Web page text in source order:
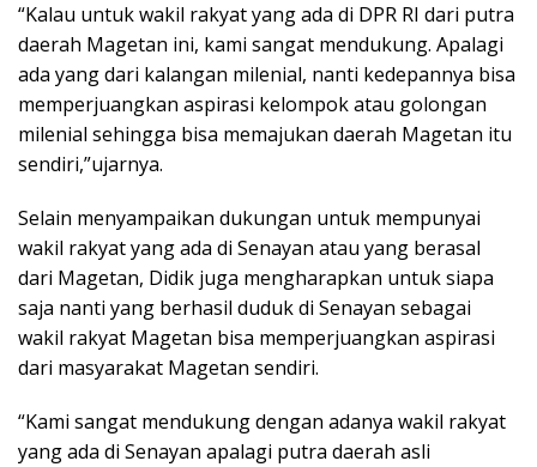
“Kalau untuk wakil rakyat yang ada di DPR RI dari putra
daerah Magetan ini, kami sangat mendukung. Apalagi
ada yang dari kalangan milenial, nanti kedepannya bisa
memperjuangkan aspirasi kelompok atau golongan
milenial sehingga bisa memajukan daerah Magetan itu
sendiri,”ujarnya.
Selain menyampaikan dukungan untuk mempunyai
wakil rakyat yang ada di Senayan atau yang berasal
dari Magetan, Didik juga mengharapkan untuk siapa
saja nanti yang berhasil duduk di Senayan sebagai
wakil rakyat Magetan bisa memperjuangkan aspirasi
dari masyarakat Magetan sendiri.
“Kami sangat mendukung dengan adanya wakil rakyat
yang ada di Senayan apalagi putra daerah asli